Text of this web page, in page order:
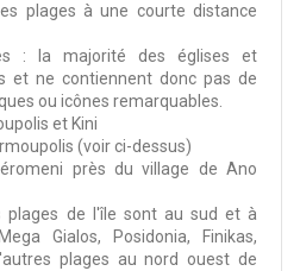
plages à une courte distance
: la majorité des églises et
et ne contiennent donc pas de
ou icônes remarquables.
et Kini
(voir ci-dessus)
près du village de Ano
plages de l'île sont au sud et à
Gialos, Posidonia, Finikas,
plages au nord ouest de